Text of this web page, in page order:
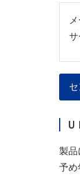
サ
製品
予め